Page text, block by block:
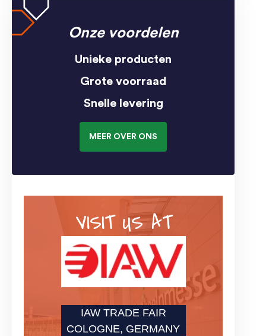
Onze voordelen
Unieke producten
Grote voorraad
Snelle levering
MEER OVER ONS
VISIT US AT
IAW TRADE FAIR
COLOGNE, GERMANY